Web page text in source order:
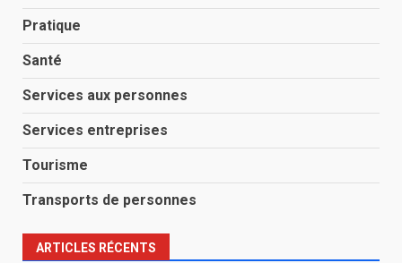
Pratique
Santé
Services aux personnes
Services entreprises
Tourisme
Transports de personnes
ARTICLES RÉCENTS